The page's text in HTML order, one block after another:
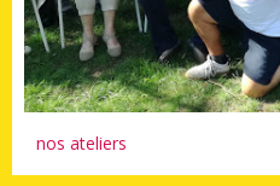
nos ateliers